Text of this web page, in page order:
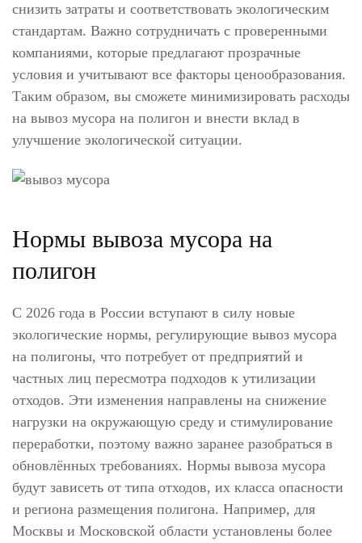
снизить затраты и соответствовать экологическим
стандартам. Важно сотрудничать с проверенными
компаниями, которые предлагают прозрачные
условия и учитывают все факторы ценообразования.
Таким образом, вы сможете минимизировать расходы
на вывоз мусора на полигон и внести вклад в
улучшение экологической ситуации.
Нормы вывоза мусора на
полигон
С 2026 года в России вступают в силу новые
экологические нормы, регулирующие вывоз мусора
на полигоны, что потребует от предприятий и
частных лиц пересмотра подходов к утилизации
отходов. Эти изменения направлены на снижение
нагрузки на окружающую среду и стимулирование
переработки, поэтому важно заранее разобраться в
обновлённых требованиях. Нормы вывоза мусора
будут зависеть от типа отходов, их класса опасности
и региона размещения полигона. Например, для
Москвы и Московской области установлены более